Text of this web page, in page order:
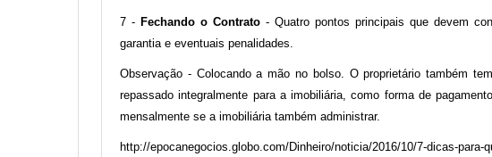
7 - Fechando o Contrato - Quatro pontos principais que devem
garantia e eventuais penalidades.
Observação - Colocando a mão no bolso. O proprietário também
repassado integralmente para a imobiliária, como forma de
mensalmente se a imobiliária também administrar.
http://epocanegocios.globo.com/Dinheiro/noticia/2016/10/7-dicas-para-